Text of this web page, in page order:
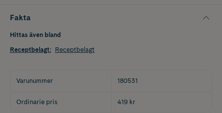
Fakta
Hittas även bland
Receptbelagt: Receptbelagt
Varunummer 180531
Ordinarie pris 419 kr